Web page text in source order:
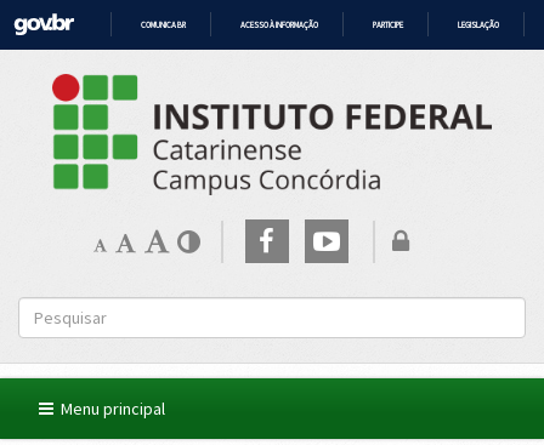
CONTEÚDO
COMUNICA BR ACESSO À INFORMAÇÃO PARTICIPE LEGISLAÇÃO
Menu principal